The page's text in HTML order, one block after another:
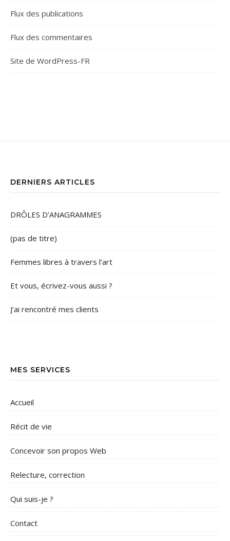
Flux des publications
Flux des commentaires
Site de WordPress-FR
DERNIERS ARTICLES
DRÔLES D’ANAGRAMMES
(pas de titre)
Femmes libres à travers l’art
Et vous, écrivez-vous aussi ?
J’ai rencontré mes clients
MES SERVICES
Accueil
Récit de vie
Concevoir son propos Web
Relecture, correction
Qui suis-je ?
Contact